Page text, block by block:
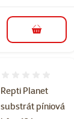
do košíka
Repti Planet
substrát píniová